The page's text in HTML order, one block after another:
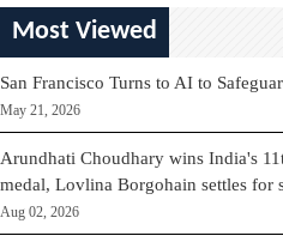
Most Viewed
San Francisco Turns to AI to
May 21, 2026
Arundhati Choudhary wins India's
medal, Lovlina Borgohain settles for
Aug 02, 2026